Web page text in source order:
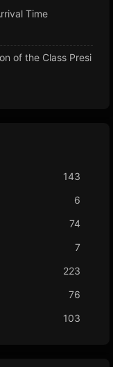
Time
of the Class Presi
143
6
74
7
223
76
103